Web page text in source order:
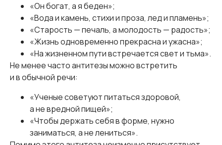
«Он богат, а я беден»;
«Вода и камень, стихи и проза, лед и пламень»;
«Старость — печаль, а молодость — радость»;
«Жизнь одновременно прекрасна и ужасна»;
«На жизненном пути встречается свет и тьма».
Не менее часто антитезы можно встретить
и в обычной речи:
«Ученые советуют питаться здоровой,
а не вредной пищей»;
«Чтобы держать себя в форме, нужно
заниматься, а не лениться».